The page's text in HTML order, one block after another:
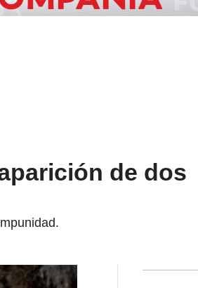
de dos